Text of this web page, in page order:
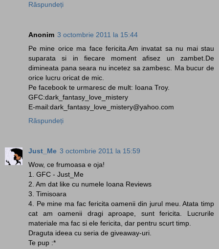
Răspundeți
Anonim 3 octombrie 2011 la 15:44
Pe mine orice ma face fericita.Am invatat sa nu mai stau
suparata si in fiecare moment afisez un zambet.De
dimineata pana seara nu incetez sa zambesc. Ma bucur de
orice lucru oricat de mic.
Pe facebook te urmaresc de mult: Ioana Troy.
GFC:dark_fantasy_love_mistery
E-mail:dark_fantasy_love_mistery@yahoo.com
Răspundeți
Just_Me 3 octombrie 2011 la 15:59
Wow, ce frumoasa e oja!
1. GFC - Just_Me
2. Am dat like cu numele Ioana Reviews
3. Timisoara
4. Pe mine ma fac fericita oamenii din jurul meu. Atata timp
cat am oamenii dragi aproape, sunt fericita. Lucrurile
materiale ma fac si ele fericita, dar pentru scurt timp.
Draguta ideea cu seria de giveaway-uri.
Te pup :*